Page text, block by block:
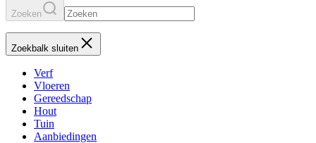
Zoeken
Zoekbalk sluiten
Verf
Vloeren
Gereedschap
Hout
Tuin
Aanbiedingen